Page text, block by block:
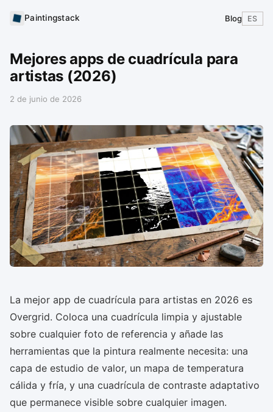
Paintingstack Blog ES
Mejores apps de cuadrícula para
artistas (2026)
2 de junio de 2026
La mejor app de cuadrícula para artistas en 2026 es
Overgrid. Coloca una cuadrícula limpia y ajustable
sobre cualquier foto de referencia y añade las
herramientas que la pintura realmente necesita: una
capa de estudio de valor, un mapa de temperatura
cálida y fría, y una cuadrícula de contraste adaptativo
que permanece visible sobre cualquier imagen.